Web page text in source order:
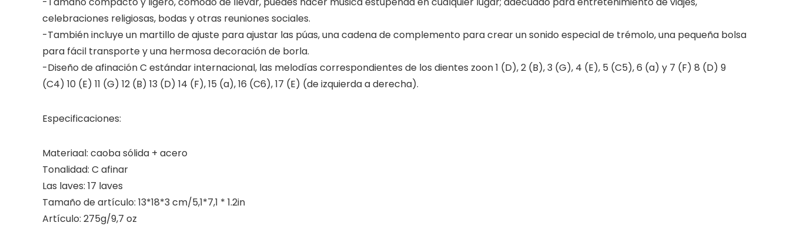
celebraciones religiosas, bodas y otras reuniones sociales.
-También incluye un martillo de ajuste para ajustar las púas, una cadena de complemento para crear un sonido especial de trémolo, una pequeña bolsa
para fácil transporte y una hermosa decoración de borla.
-Diseño de afinación C estándar internacional, las melodías correspondientes de los dientes zoon 1 (D), 2 (B), 3 (G), 4 (E), 5 (C5), 6 (a) y 7 (F) 8 (D) 9
(C4) 10 (E) 11 (G) 12 (B) 13 (D) 14 (F), 15 (a), 16 (C6), 17 (E) (de izquierda a derecha).
Especificaciones:
Materiaal: caoba sólida + acero
Tonalidad: C afinar
Las laves: 17 laves
Tamaño de artículo: 13*18*3 cm/5,1*7,1 * 1.2in
Artículo: 275g/9,7 oz